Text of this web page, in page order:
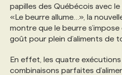
PRIX ET
TENDANCES
GEO/SEO
ÉVÉNEMENTIEL
FAQ
ANNONCEZ AVEC
FORMATIONS
NOS FORMATEUR‧RICES
NOS TARIFS
NOS EXPERTISES
papilles des Québécois avec
«Le beurre allume…», la
montre que le beurre
goût pour plein d’aliments de
En effet, les quatre
combinaisons parfaites